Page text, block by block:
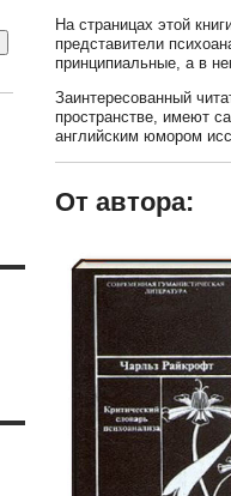
На страницах этой
представители
принципиальные, а в
Заинтересованный
пространстве, имеют
английским юмором
От автора: